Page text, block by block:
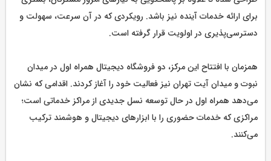
برای ارائه خدمات آینده نیز باشد. رویکردی که در آن سرعت، سهولت و
دسترسی‌پذیری در اولویت قرار گرفته است.
همزمان با افتتاح این مرکز، دو فروشگاه دیجیتال همراه اول در میدان
نبوت و میدان آیت تهران نیز فعالیت خود را آغاز کردند. اقدامی که نشان
می‌دهد همراه اول در حال توسعه نسل جدیدی از مراکز خدماتی است؛
مراکزی که خدمات حضوری را با ابزارهای دیجیتال و هوشمند ترکیب
می‌کنند.